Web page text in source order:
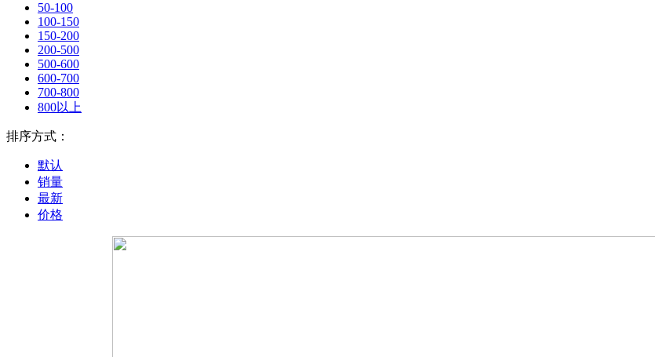
50-100
100-150
150-200
200-500
500-600
600-700
700-800
800以上
排序方式：
默认
销量
最新
价格